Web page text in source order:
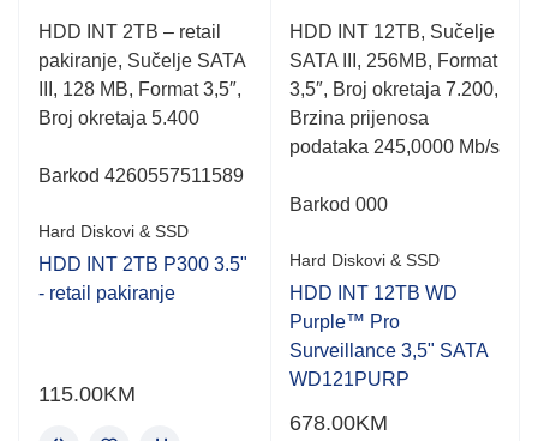
Rated
0.001
out
of
5
HDD INT 2TB – retail
pakiranje, Sučelje SATA
III, 128 MB, Format 3,5″,
Broj okretaja 5.400
Barkod 4260557511589
Hard Diskovi & SSD
HDD INT 2TB P300 3.5"
- retail pakiranje
115.00KM
Rated
0.001
out
of
5
HDD INT 12TB, Sučelje
SATA III, 256MB, Format
3,5″, Broj okretaja 7.200,
Brzina prijenosa
podataka 245,0000 Mb/s
Barkod 000
Hard Diskovi & SSD
HDD INT 12TB WD
Purple™ Pro
Surveillance 3,5" SATA
WD121PURP
678.00KM